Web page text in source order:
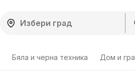
Бяла и черна техника Дом и